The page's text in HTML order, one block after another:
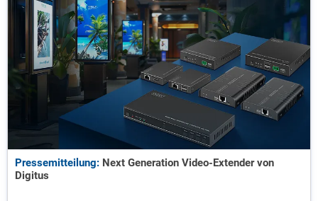
Pressemitteilung: Next Generation Video-Extender von
Digitus